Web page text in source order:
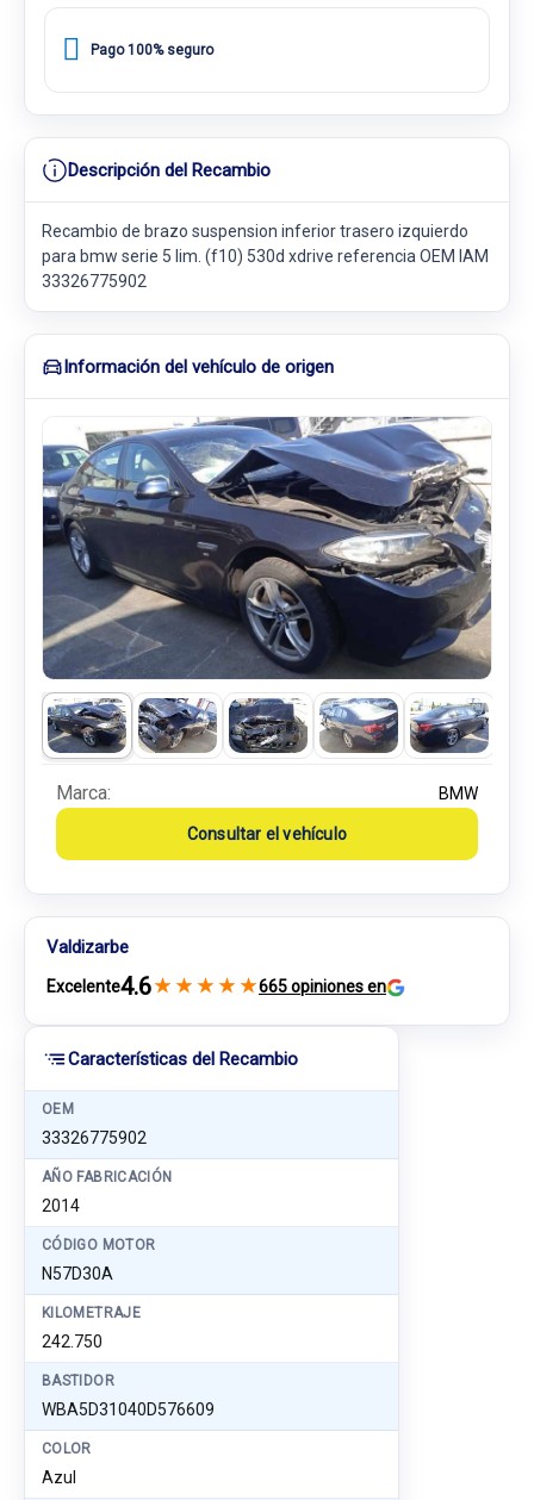
Características del Recambio
OEM
33326775902
AÑO FABRICACIÓN
2014
CÓDIGO MOTOR
N57D30A
KILOMETRAJE
242.750
BASTIDOR
WBA5D31040D576609
COLOR
Azul
Pago 100% seguro
Descripción del Recambio
Recambio de brazo suspension inferior trasero izquierdo
para bmw serie 5 lim. (f10) 530d xdrive referencia OEM IAM
33326775902
Información del vehículo de origen
Marca: BMW
Consultar el vehículo
Valdizarbe
Excelente4.6★ ★ ★ ★ ★665 opiniones en